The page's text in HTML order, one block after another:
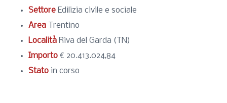
SettoreEdilizia civile e sociale
AreaTrentino
Località Riva del Garda (TN)
Importo € 20.413.024,84
Stato in corso